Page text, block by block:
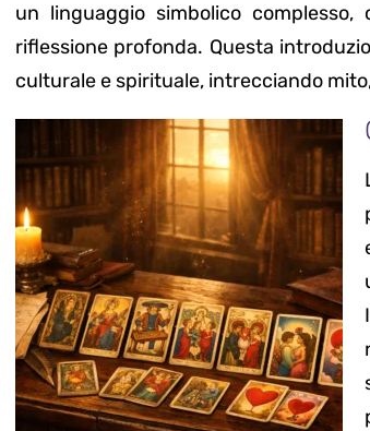
un linguaggio simbolico
riflessione profonda. Questa
culturale e spirituale, intrecciando